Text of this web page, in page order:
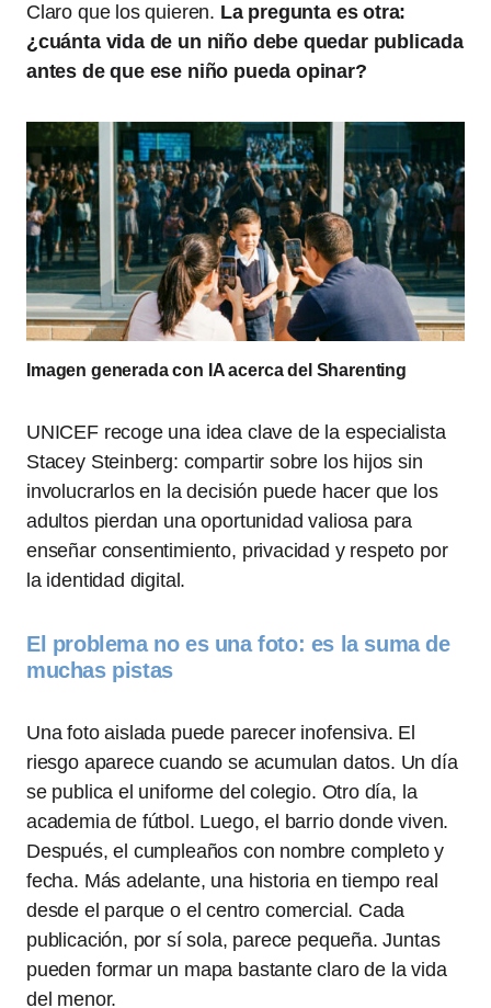
Claro que los quieren. La pregunta es otra:
¿cuánta vida de un niño debe quedar publicada
antes de que ese niño pueda opinar?
Imagen generada con IA acerca del Sharenting
UNICEF recoge una idea clave de la especialista
Stacey Steinberg: compartir sobre los hijos sin
involucrarlos en la decisión puede hacer que los
adultos pierdan una oportunidad valiosa para
enseñar consentimiento, privacidad y respeto por
la identidad digital.
El problema no es una foto: es la suma de
muchas pistas
Una foto aislada puede parecer inofensiva. El
riesgo aparece cuando se acumulan datos. Un día
se publica el uniforme del colegio. Otro día, la
academia de fútbol. Luego, el barrio donde viven.
Después, el cumpleaños con nombre completo y
fecha. Más adelante, una historia en tiempo real
desde el parque o el centro comercial. Cada
publicación, por sí sola, parece pequeña. Juntas
pueden formar un mapa bastante claro de la vida
del menor.